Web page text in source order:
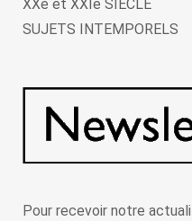
XXe et XXIe SIÈCLE
SUJETS INTEMPORELS
Pour recevoir notre